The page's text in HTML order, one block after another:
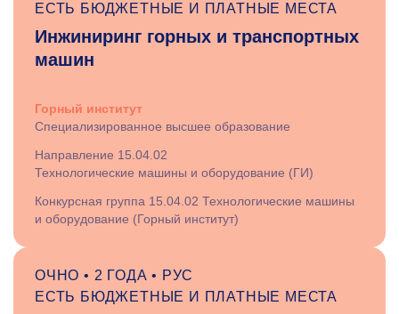
ЕСТЬ БЮДЖЕТНЫЕ И ПЛАТНЫЕ МЕСТА
Инжиниринг горных и транспортных
машин
Горный институт
Специализированное высшее образование
Направление 15.04.02
Технологические машины и оборудование (ГИ)
Конкурсная группа 15.04.02 Технологические машины
и оборудование (Горный институт)
ОЧНО • 2 ГОДА • РУС
ЕСТЬ БЮДЖЕТНЫЕ И ПЛАТНЫЕ МЕСТА